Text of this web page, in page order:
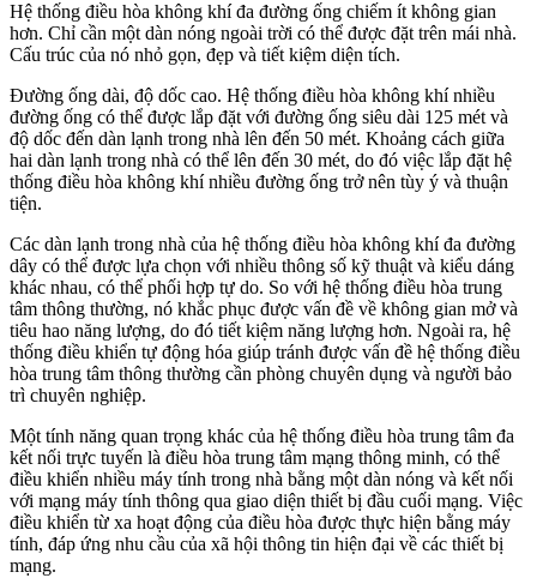
Hệ thống điều hòa không khí đa đường ống chiếm ít không gian
hơn. Chỉ cần một dàn nóng ngoài trời có thể được đặt trên mái nhà.
Cấu trúc của nó nhỏ gọn, đẹp và tiết kiệm diện tích.
Đường ống dài, độ dốc cao. Hệ thống điều hòa không khí nhiều
đường ống có thể được lắp đặt với đường ống siêu dài 125 mét và
độ dốc đến dàn lạnh trong nhà lên đến 50 mét. Khoảng cách giữa
hai dàn lạnh trong nhà có thể lên đến 30 mét, do đó việc lắp đặt hệ
thống điều hòa không khí nhiều đường ống trở nên tùy ý và thuận
tiện.
Các dàn lạnh trong nhà của hệ thống điều hòa không khí đa đường
dây có thể được lựa chọn với nhiều thông số kỹ thuật và kiểu dáng
khác nhau, có thể phối hợp tự do. So với hệ thống điều hòa trung
tâm thông thường, nó khắc phục được vấn đề về không gian mở và
tiêu hao năng lượng, do đó tiết kiệm năng lượng hơn. Ngoài ra, hệ
thống điều khiển tự động hóa giúp tránh được vấn đề hệ thống điều
hòa trung tâm thông thường cần phòng chuyên dụng và người bảo
trì chuyên nghiệp.
Một tính năng quan trọng khác của hệ thống điều hòa trung tâm đa
kết nối trực tuyến là điều hòa trung tâm mạng thông minh, có thể
điều khiển nhiều máy tính trong nhà bằng một dàn nóng và kết nối
với mạng máy tính thông qua giao diện thiết bị đầu cuối mạng. Việc
điều khiển từ xa hoạt động của điều hòa được thực hiện bằng máy
tính, đáp ứng nhu cầu của xã hội thông tin hiện đại về các thiết bị
mạng.